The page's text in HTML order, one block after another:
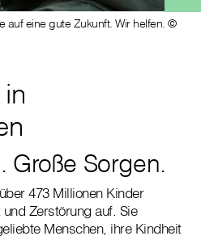
auf eine gute Zukunft. Wir helfen. ©
Große Sorgen.
473 Millionen Kinder
Zerstörung auf. Sie
Menschen, ihre Kindheit